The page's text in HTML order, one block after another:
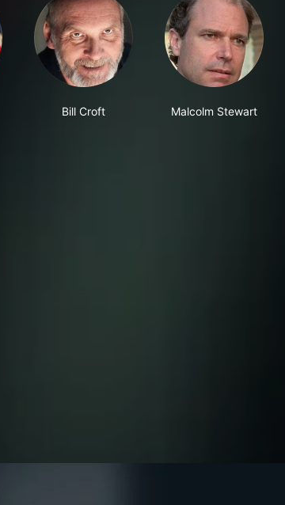
Bill Croft Malcolm Stewart